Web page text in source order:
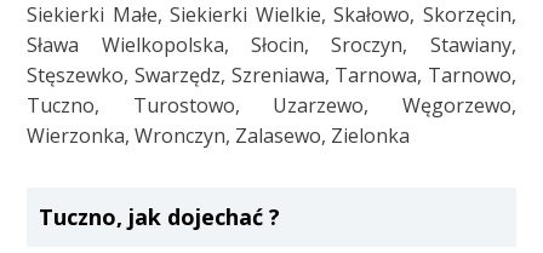
Siekierki Małe, Siekierki Wielkie, Skałowo, Skorzęcin,
Sława Wielkopolska, Słocin, Sroczyn, Stawiany,
Stęszewko, Swarzędz, Szreniawa, Tarnowa, Tarnowo,
Tuczno, Turostowo, Uzarzewo, Węgorzewo,
Wierzonka, Wronczyn, Zalasewo, Zielonka
Tuczno, jak dojechać ?